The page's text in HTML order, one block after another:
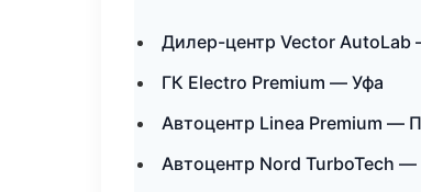
Дилер-центр Vector
ГК Electro Premium — Уфа
Автоцентр Linea Premium —
Автоцентр Nord TurboTech —